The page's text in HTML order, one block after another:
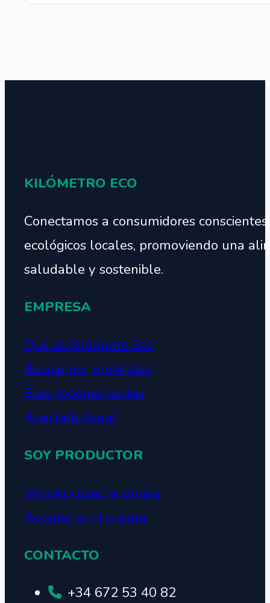
KILÓMETRO ECO
Conectamos a consumidores
ecológicos locales, promoviendo una
saludable y sostenible.
EMPRESA
Qué es Kilómetro Eco
Buscar por provincias
Suscripciones cestas
Apartado legal
SOY PRODUCTOR
Vender cosecha propia
Acceder a mi cuenta
CONTACTO
+34 672 53 40 82